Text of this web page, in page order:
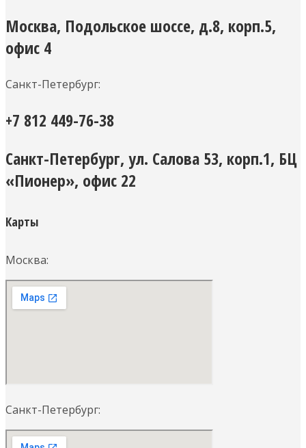
Москва, Подольское шоссе, д.8, корп.5,
офис 4
Санкт-Петербург:
+7 812 449-76-38
Санкт-Петербург, ул. Салова 53, корп.1, БЦ
«Пионер», офис 22
Карты
Москва:
Санкт-Петербург: